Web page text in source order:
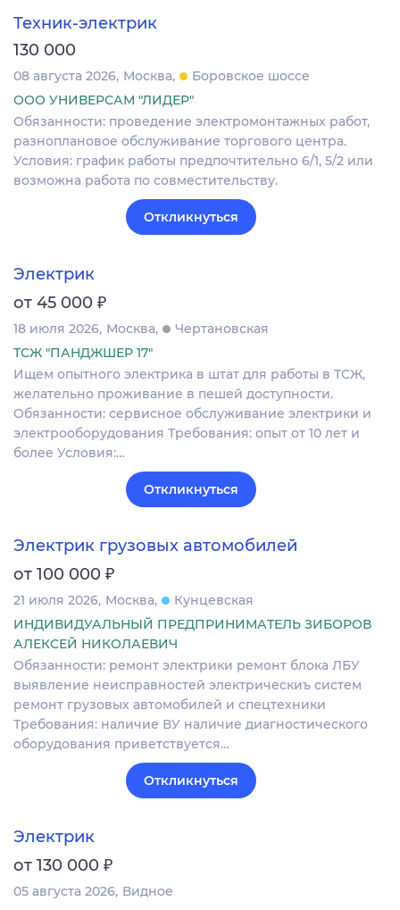
Техник-электрик
130 000
08 августа 2026 Москва
Боровское шоссе
ООО УНИВЕРСАМ "ЛИДЕР"
Обязанности: проведение электромонтажных работ,
разноплановое обслуживание торгового центра.
Условия: график работы предпочтительно 6/1, 5/2 или
возможна работа по совместительству.
Откликнуться
Электрик
от 45 000 ₽
18 июля 2026 Москва
Чертановская
ТСЖ "ПАНДЖШЕР 17"
Ищем опытного электрика в штат для работы в ТСЖ,
желательно проживание в пешей доступности.
Обязанности: сервисное обслуживание электрики и
электрооборудования Требования: опыт от 10 лет и
более Условия:…
Откликнуться
Электрик грузовых автомобилей
от 100 000 ₽
21 июля 2026 Москва
Кунцевская
ИНДИВИДУАЛЬНЫЙ ПРЕДПРИНИМАТЕЛЬ ЗИБОРОВ
АЛЕКСЕЙ НИКОЛАЕВИЧ
Обязанности: ремонт электрики ремонт блока ЛБУ
выявление неисправностей электрическиъ систем
ремонт грузовых автомобилей и спецтехники
Требования: наличие ВУ наличие диагностического
оборудования приветствуется…
Откликнуться
Электрик
от 130 000 ₽
05 августа 2026 Видное